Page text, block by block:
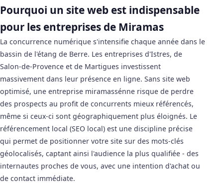
Pourquoi un site web est indispensable
pour les entreprises de Miramas
La concurrence numérique s'intensifie chaque année dans le
bassin de l'étang de Berre. Les entreprises d'Istres, de
Salon-de-Provence et de Martigues investissent
massivement dans leur présence en ligne. Sans site web
optimisé, une entreprise miramassénne risque de perdre
des prospects au profit de concurrents mieux référencés,
même si ceux-ci sont géographiquement plus éloignés. Le
référencement local (SEO local) est une discipline précise
qui permet de positionner votre site sur des mots-clés
géolocalisés, captant ainsi l'audience la plus qualifiée - des
internautes proches de vous, avec une intention d'achat ou
de contact immédiate.